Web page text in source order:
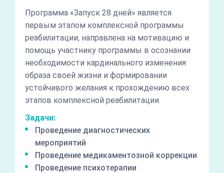
Программа «Запуск 28 дней» является
первым этапом комплексной программы
реабилитации, направлена на мотивацию и
помощь участнику программы в осознании
необходимости кардинального изменения
образа своей жизни и формировании
устойчивого желания к прохождению всех
этапов комплексной реабилитации.
Задачи:
Проведение диагностических
мероприятий
Проведение медикаментозной коррекции
Проведение психотерапии